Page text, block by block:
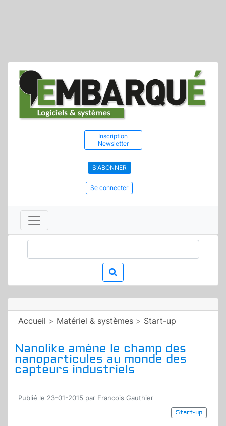
Inscription
Newsletter
S'ABONNER
Se connecter
Accueil > Matériel & systèmes > Start-up
Nanolike amène le champ des
nanoparticules au monde des
capteurs industriels
Publié le 23-01-2015 par Francois Gauthier
Start-up